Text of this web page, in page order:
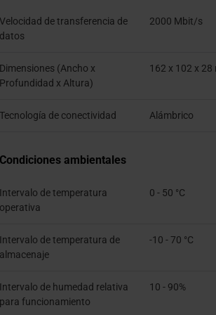
Velocidad de transferencia de
datos
2000 Mbit/s
Dimensiones (Ancho x
Profundidad x Altura)
162 x 102 x 28
Tecnología de conectividad Alámbrico
Condiciones ambientales
Intervalo de temperatura
operativa
0 - 50 °C
Intervalo de temperatura de
almacenaje
-10 - 70 °C
Intervalo de humedad relativa
para funcionamiento
10 - 90%